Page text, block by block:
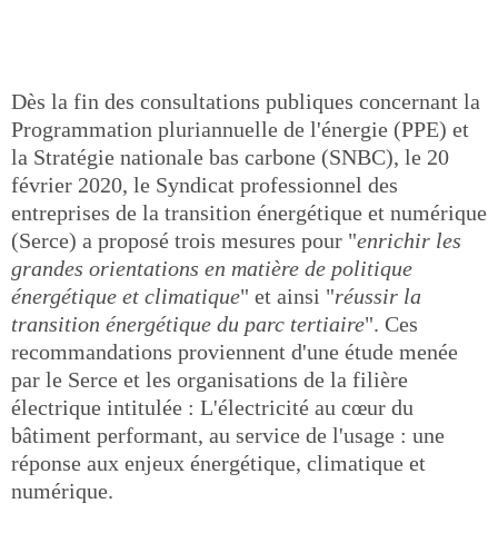
Dès la fin des consultations publiques concernant la
Programmation pluriannuelle de l'énergie (PPE) et
la Stratégie nationale bas carbone (SNBC), le 20
février 2020, le Syndicat professionnel des
entreprises de la transition énergétique et numérique
(Serce) a proposé trois mesures pour "enrichir les
grandes orientations en matière de politique
énergétique et climatique" et ainsi "réussir la
transition énergétique du parc tertiaire". Ces
recommandations proviennent d'une étude menée
par le Serce et les organisations de la filière
électrique intitulée : L'électricité au cœur du
bâtiment performant, au service de l'usage : une
réponse aux enjeux énergétique, climatique et
numérique.